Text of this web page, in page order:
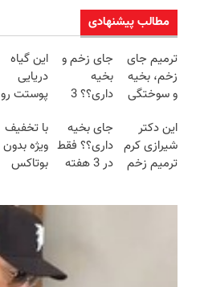
مطالب پیشنهادی
ترمیم جای
زخم، بخیه
و سوختگی
هفته!!😍
جای زخم و
بخیه
داری؟؟ 3
محوش کن!
این گیاه
دریایی
پوستت رو
میکنه
انگار20سال
جوون شدی
خرید
این دکتر
شیرازی کرم
ترمیم زخم
جای بخیه
داری؟؟ فقط
در 3 هفته
با تخفیف
ویژه بدون
بوتاکس